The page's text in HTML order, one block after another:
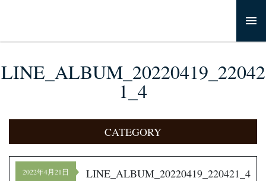
LINE_ALBUM_20220419_22042
1_4
CATEGORY
2022年4月21日 LINE_ALBUM_20220419_220421_4